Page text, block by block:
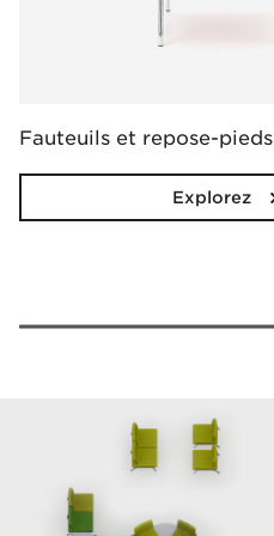
Fauteuils et repose-pieds
Explorez